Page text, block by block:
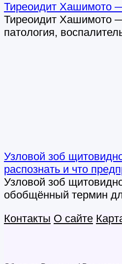
Тиреоидит Хашимото
Тиреоидит Хашимото
патология,
Узловой зоб
распознать и что
Узловой зоб
обобщённый термин
Контакты О сайте